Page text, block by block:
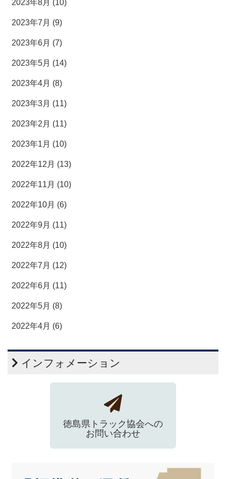
2023年8月 (10)
2023年7月 (9)
2023年6月 (7)
2023年5月 (14)
2023年4月 (8)
2023年3月 (11)
2023年2月 (11)
2023年1月 (10)
2022年12月 (13)
2022年11月 (10)
2022年10月 (6)
2022年9月 (11)
2022年8月 (10)
2022年7月 (12)
2022年6月 (11)
2022年5月 (8)
2022年4月 (6)
インフォメーション
徳島県トラック協会への
お問い合わせ